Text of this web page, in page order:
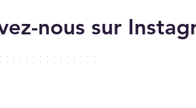
nous sur